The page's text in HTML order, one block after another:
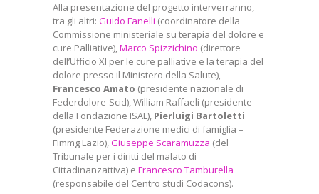
Alla presentazione del progetto interverranno,
tra gli altri: Guido Fanelli (coordinatore della
Commissione ministeriale su terapia del dolore e
cure Palliative),Marco Spizzichino (direttore
dell’Ufficio XI per le cure palliative e la terapia del
dolore presso il Ministero della Salute),
Francesco Amato (presidente nazionale di
Federdolore-Scid), William Raffaeli (presidente
della Fondazione ISAL), Pierluigi Bartoletti
(presidente Federazione medici di famiglia –
Fimmg Lazio),Giuseppe Scaramuzza (del
Tribunale per i diritti del malato di
Cittadinanzattiva) e Francesco Tamburella
(responsabile del Centro studi Codacons).